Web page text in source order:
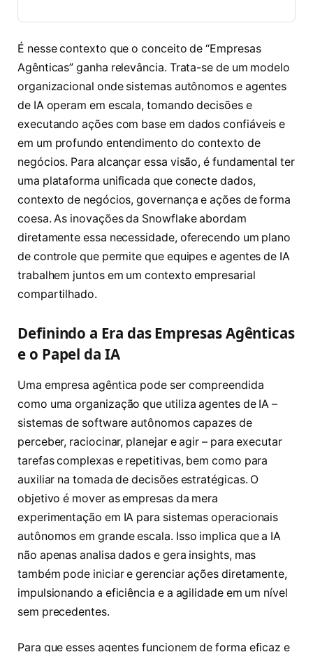
É nesse contexto que o conceito de “Empresas
Agênticas” ganha relevância. Trata-se de um modelo
organizacional onde sistemas autônomos e agentes
de IA operam em escala, tomando decisões e
executando ações com base em dados confiáveis e
em um profundo entendimento do contexto de
negócios. Para alcançar essa visão, é fundamental ter
uma plataforma unificada que conecte dados,
contexto de negócios, governança e ações de forma
coesa. As inovações da Snowflake abordam
diretamente essa necessidade, oferecendo um plano
de controle que permite que equipes e agentes de IA
trabalhem juntos em um contexto empresarial
compartilhado.
Definindo a Era das Empresas Agênticas
e o Papel da IA
Uma empresa agêntica pode ser compreendida
como uma organização que utiliza agentes de IA –
sistemas de software autônomos capazes de
perceber, raciocinar, planejar e agir – para executar
tarefas complexas e repetitivas, bem como para
auxiliar na tomada de decisões estratégicas. O
objetivo é mover as empresas da mera
experimentação em IA para sistemas operacionais
autônomos em grande escala. Isso implica que a IA
não apenas analisa dados e gera insights, mas
também pode iniciar e gerenciar ações diretamente,
impulsionando a eficiência e a agilidade em um nível
sem precedentes.
Para que esses agentes funcionem de forma eficaz e